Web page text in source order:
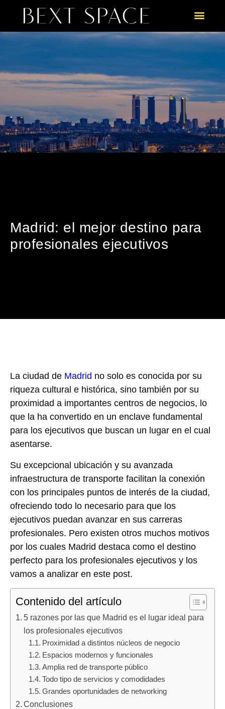
Madrid: el mejor destino para
profesionales ejecutivos
La ciudad de Madrid no solo es conocida por su
riqueza cultural e histórica, sino también por su
proximidad a importantes centros de negocios, lo
que la ha convertido en un enclave fundamental
para los ejecutivos que buscan un lugar en el cual
asentarse.
Su excepcional ubicación y su avanzada
infraestructura de transporte facilitan la conexión
con los principales puntos de interés de la ciudad,
ofreciendo todo lo necesario para que los
ejecutivos puedan avanzar en sus carreras
profesionales. Pero existen otros muchos motivos
por los cuales Madrid destaca como el destino
perfecto para los profesionales ejecutivos y los
vamos a analizar en este post.
Contenido del artículo
5 razones por las que Madrid es el lugar ideal para
los profesionales ejecutivos
Proximidad a distintos núcleos de negocio
Espacios modernos y funcionales
Amplia red de transporte público
Todo tipo de servicios y comodidades
Grandes oportunidades de networking
Conclusiones